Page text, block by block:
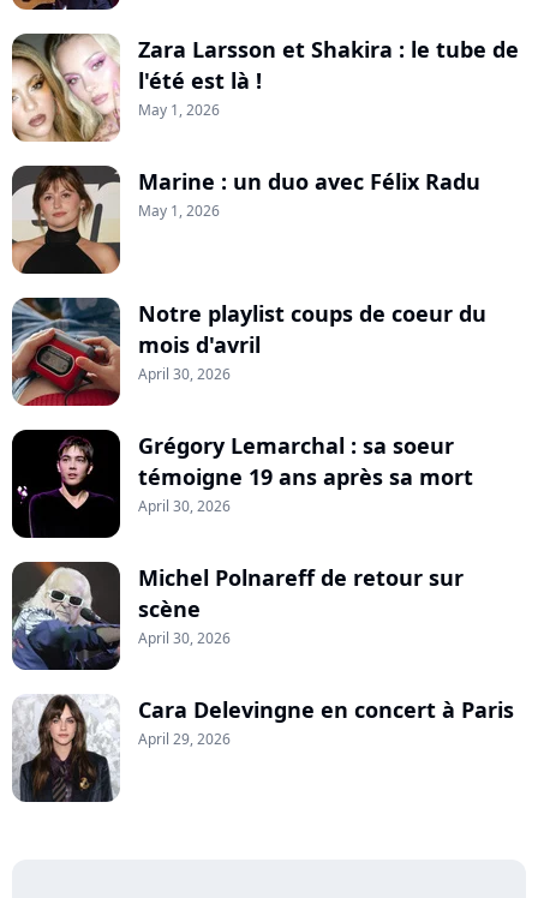
Zara Larsson et Shakira : le tube de
l'été est là !
May 1, 2026
Marine : un duo avec Félix Radu
May 1, 2026
Notre playlist coups de coeur du
mois d'avril
April 30, 2026
Grégory Lemarchal : sa soeur
témoigne 19 ans après sa mort
April 30, 2026
Michel Polnareff de retour sur
scène
April 30, 2026
Cara Delevingne en concert à Paris
April 29, 2026